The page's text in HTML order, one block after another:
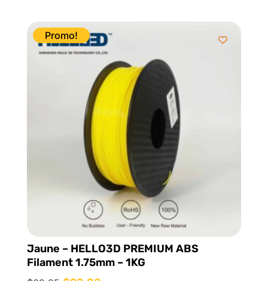
initial
était :
$34.95.
actuel
est :
$24.95.
Promo!
Jaune – HELLO3D PREMIUM ABS
Filament 1.75mm – 1KG